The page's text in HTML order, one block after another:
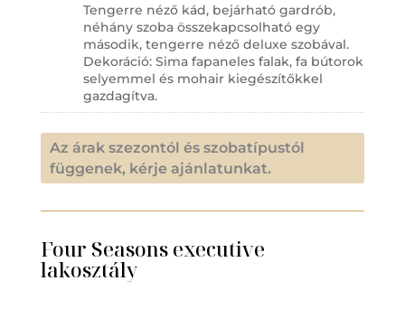
Tengerre néző kád, bejárható gardrób,
néhány szoba összekapcsolható egy
második, tengerre néző deluxe szobával.
Dekoráció: Sima fapaneles falak, fa bútorok
selyemmel és mohair kiegészítőkkel
gazdagítva.
Az árak szezontól és szobatípustól
függenek, kérje ajánlatunkat.
Four Seasons executive
lakosztály